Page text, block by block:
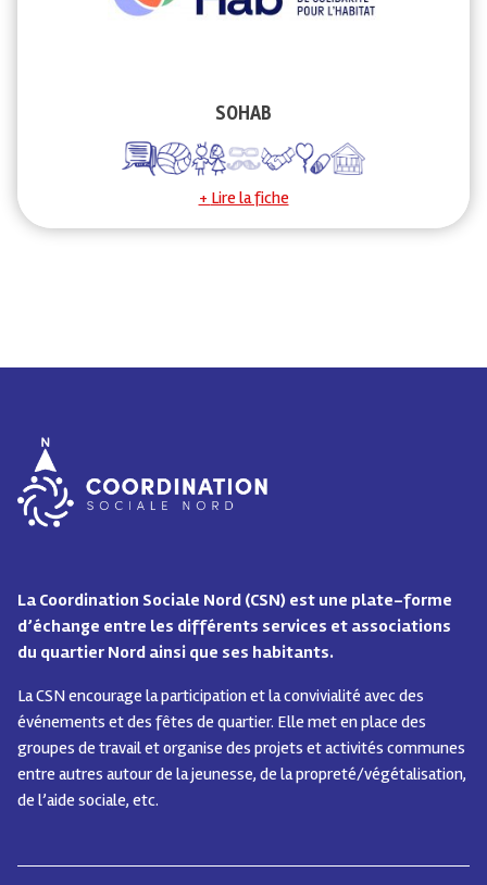
SOHAB
Lire la fiche
La Coordination Sociale Nord (CSN) est une plate-forme
d’échange entre les différents services et associations
du quartier Nord ainsi que ses habitants.
La CSN encourage la participation et la convivialité avec des
événements et des fêtes de quartier. Elle met en place des
groupes de travail et organise des projets et activités communes
entre autres autour de la jeunesse, de la propreté/végétalisation,
de l’aide sociale, etc.